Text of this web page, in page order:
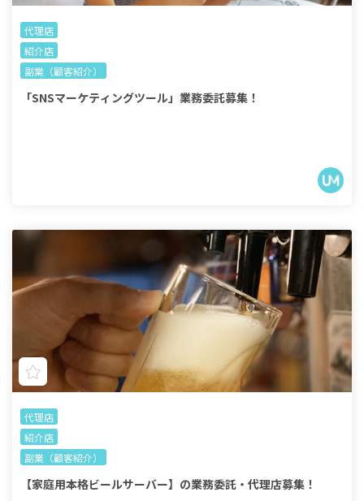
代理店
紹介店
副業（顧客紹介）
「SNSマーケティングツール」業務委託募集！
代理店
紹介店
副業（顧客紹介）
【家庭用本格ビールサーバー】の業務委託・代理店募集！